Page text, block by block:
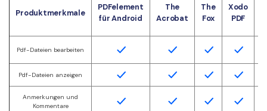
Produktmerkmale
PDFelement
für Android
The
Acrobat
The
Fox
Xodo
PDF
Pdf-Dateien bearbeiten
Pdf-Dateien anzeigen
Anmerkungen und
Kommentare